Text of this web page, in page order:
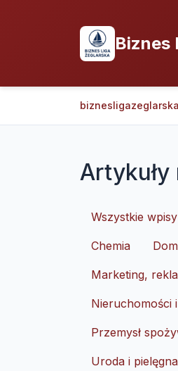
Biznes
Artykuły
Wszystkie wpisy
Chemia
Marketing,
Nieruchomości
Przemysł
Uroda i